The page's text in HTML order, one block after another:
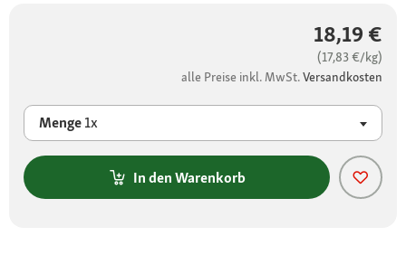
18,19 €
(17,83 €/kg)
alle Preise inkl. MwSt.Versandkosten
Menge1x
In den Warenkorb